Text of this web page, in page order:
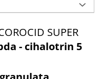
SUPER
- cihalotrin 5